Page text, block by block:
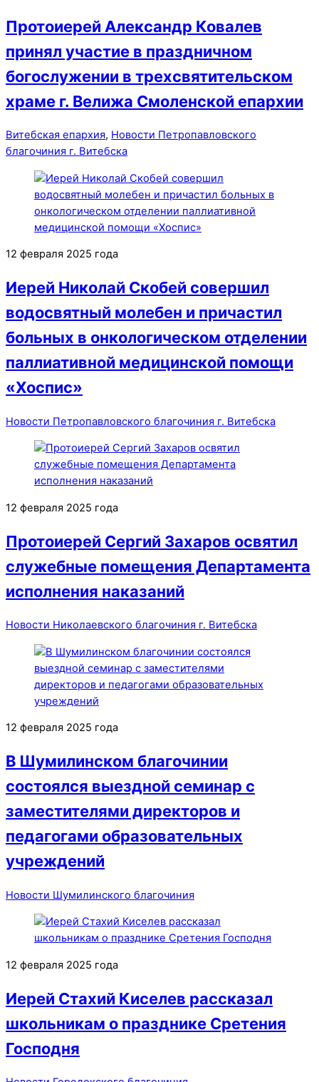
Протоиерей Александр Ковалев
принял участие в праздничном
богослужении в трехсвятительском
храме г. Велижа Смоленской епархии
Витебская епархия, Новости Петропавловского
благочиния г. Витебска
12 февраля 2025 года
Иерей Николай Скобей совершил
водосвятный молебен и причастил
больных в онкологическом отделении
паллиативной медицинской помощи
«Хоспис»
Новости Петропавловского благочиния г. Витебска
12 февраля 2025 года
Протоиерей Сергий Захаров освятил
служебные помещения Департамента
исполнения наказаний
Новости Николаевского благочиния г. Витебска
12 февраля 2025 года
В Шумилинском благочинии
состоялся выездной семинар с
заместителями директоров и
педагогами образовательных
учреждений
Новости Шумилинского благочиния
12 февраля 2025 года
Иерей Стахий Киселев рассказал
школьникам о празднике Сретения
Господня